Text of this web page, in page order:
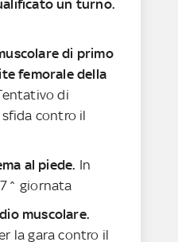
un turno.
di primo
femorale della
di
contro il
al piede. In
giornata
muscolare.
la gara contro il